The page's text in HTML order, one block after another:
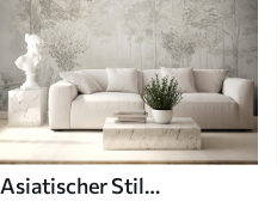
Asiatischer Stil